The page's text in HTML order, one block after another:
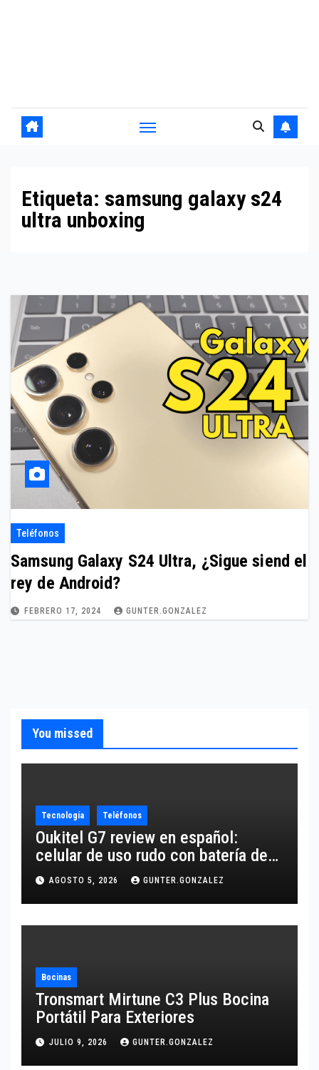
Etiqueta: samsung galaxy s24
ultra unboxing
Teléfonos
Samsung Galaxy S24 Ultra, ¿Sigue siend el
rey de Android?
FEBRERO 17, 2024 GUNTER.GONZALEZ
You missed
Tecnología Teléfonos
Oukitel G7 review en español:
celular de uso rudo con batería de
10,600 mAh
AGOSTO 5, 2026 GUNTER.GONZALEZ
Bocinas
Tronsmart Mirtune C3 Plus Bocina
Portátil Para Exteriores
JULIO 9, 2026 GUNTER.GONZALEZ